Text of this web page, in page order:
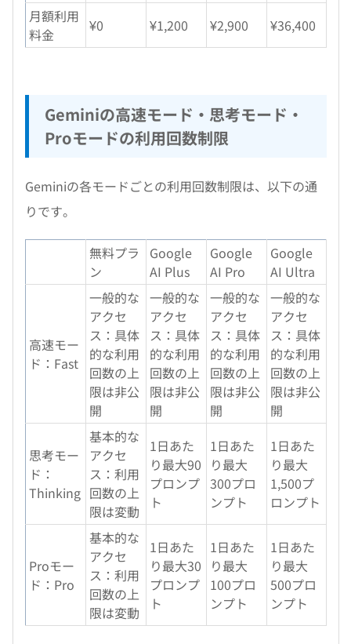
月額利用
料金
¥0 ¥1,200 ¥2,900 ¥36,400
Geminiの高速モード・思考モード・
Proモードの利用回数制限
Geminiの各モードごとの利用回数制限は、以下の通
りです。
無料プラ
ン
Google
AI Plus
Google
AI Pro
Google
AI Ultra
高速モー
ド：Fast
一般的な
アクセ
ス：具体
的な利用
回数の上
限は非公
開
一般的な
アクセ
ス：具体
的な利用
回数の上
限は非公
開
一般的な
アクセ
ス：具体
的な利用
回数の上
限は非公
開
一般的な
アクセ
ス：具体
的な利用
回数の上
限は非公
開
思考モー
ド：
Thinking
基本的な
アクセ
ス：利用
回数の上
限は変動
1日あた
り最大90
プロンプ
ト
1日あた
り最大
300プロ
ンプト
1日あた
り最大
1,500プ
ロンプト
Proモー
ド：Pro
基本的な
アクセ
ス：利用
回数の上
限は変動
1日あた
り最大30
プロンプ
ト
1日あた
り最大
100プロ
ンプト
1日あた
り最大
500プロ
ンプト